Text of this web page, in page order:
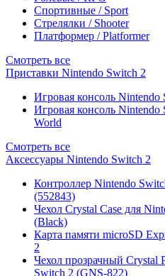
Спортивные / Sport
Стрелялки / Shooter
Платформер / Platformer
Смотреть все
Приставки Nintendo Switch 2
Игровая консоль Nintendo
Игровая консоль
World
Смотреть все
Аксессуары Nintendo Switch 2
Контроллер Nintendo
(552843)
Чехол Сrystal Сase для
(Black)
Карта памяти microSD
2
Чехол прозрачный Crystal
Switch 2 (GNS-822)